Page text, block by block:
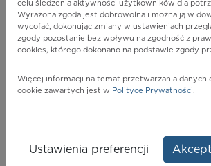
POKAŻ FILTRY
celu śledzenia aktywności użytkowników dla
Wyrażona zgoda jest dobrowolna i można ją w
wycofać, dokonując zmiany w ustawieniach
zgody pozostanie bez wpływu na zgodność z
cookies, którego dokonano na podstawie zgody
Więcej informacji na temat przetwarzania danych
cookie zawartych jest w Polityce Prywatności.
Ustawienia preferencji